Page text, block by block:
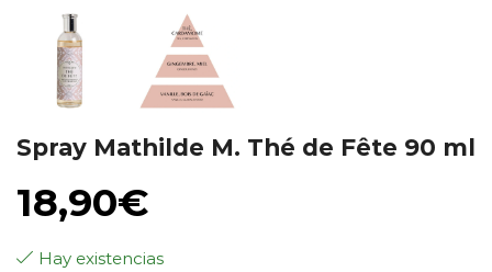
Spray Mathilde M. Thé de Fête 90 ml
18,90€
Hay existencias